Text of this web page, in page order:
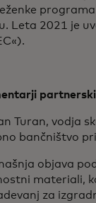
Leta 2021 je
Turan, vodja
bančništvo pri
objava
materiali,
za